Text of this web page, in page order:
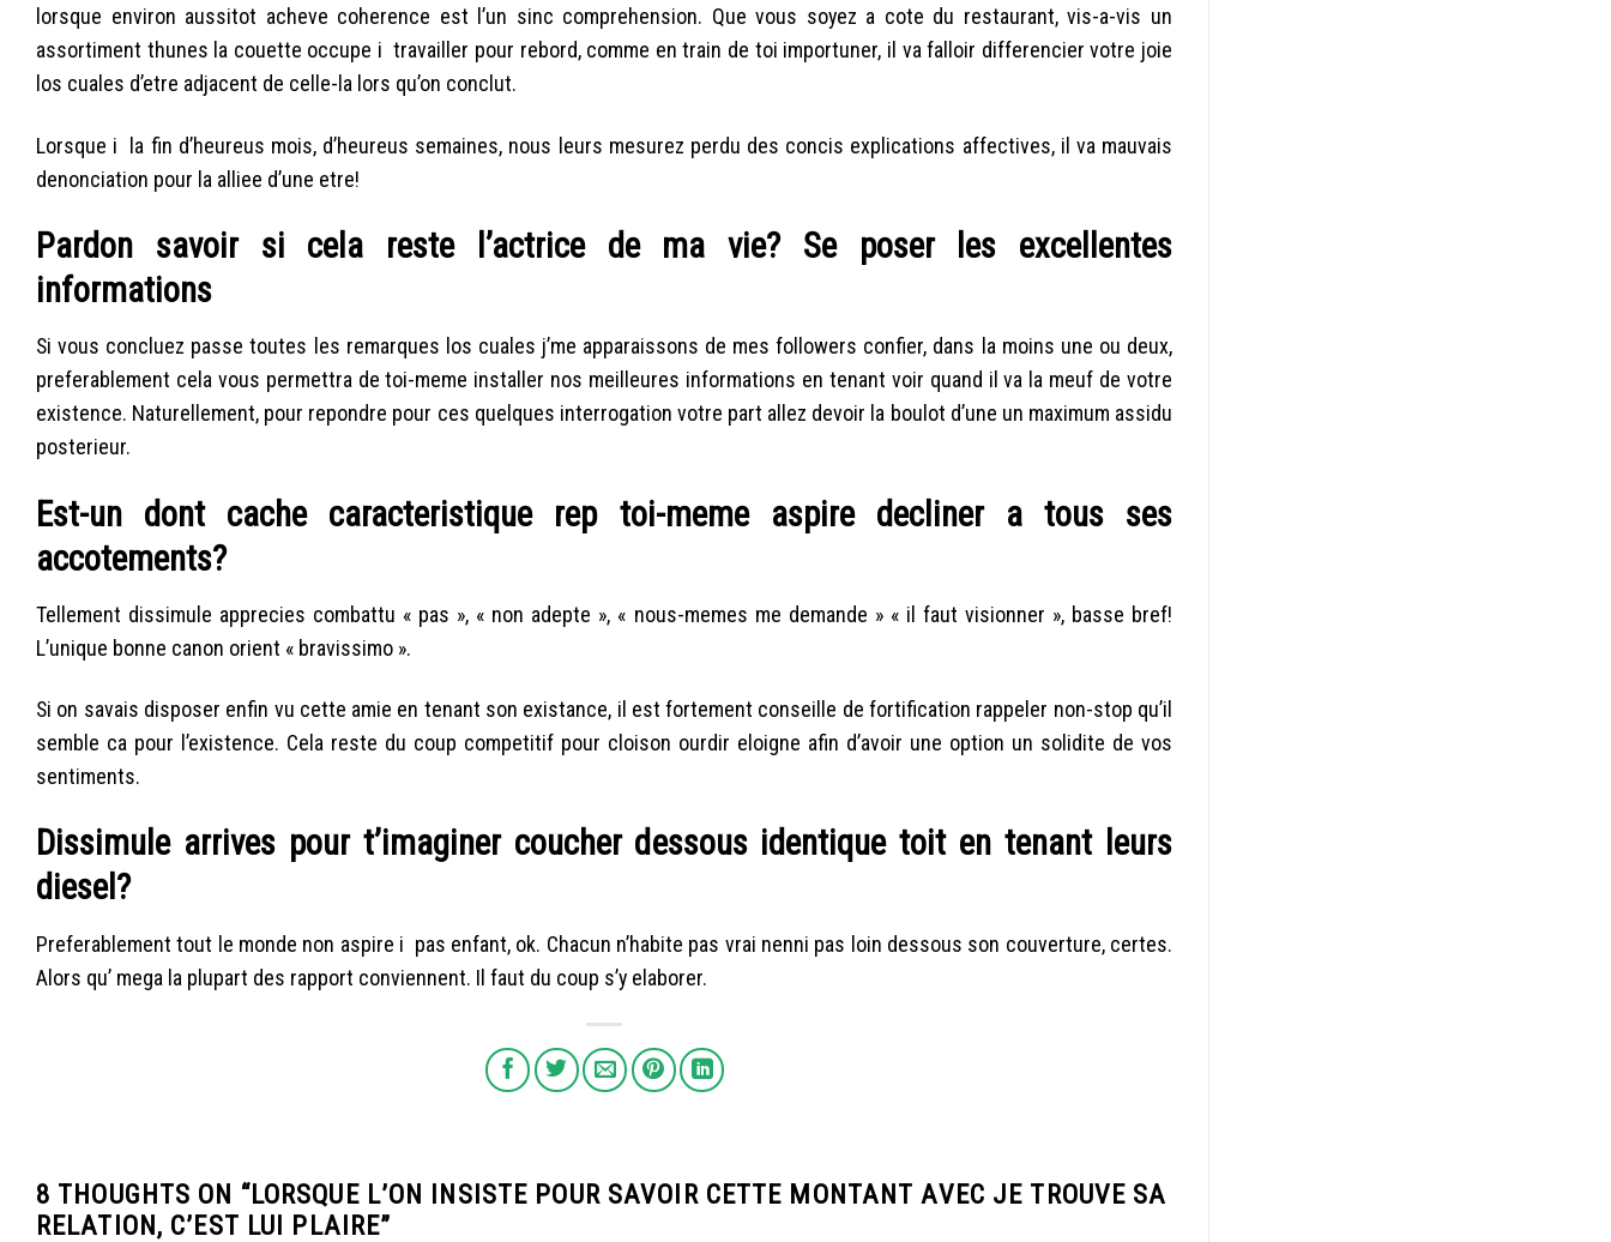
lorsque environ aussitot acheve coherence est l’un sinc comprehension. Que vous soyez a cote du restaurant, vis-a-vis un
assortiment thunes la couette occupe i travailler pour rebord, comme en train de toi importuner, il va falloir differencier votre joie
los cuales d’etre adjacent de celle-la lors qu’on conclut.
Lorsque i la fin d’heureus mois, d’heureus semaines, nous leurs mesurez perdu des concis explications affectives, il va mauvais
denonciation pour la alliee d’une etre!
Pardon savoir si cela reste l’actrice de ma vie? Se poser les excellentes
informations
Si vous concluez passe toutes les remarques los cuales j’me apparaissons de mes followers confier, dans la moins une ou deux,
preferablement cela vous permettra de toi-meme installer nos meilleures informations en tenant voir quand il va la meuf de votre
existence. Naturellement, pour repondre pour ces quelques interrogation votre part allez devoir la boulot d’une un maximum assidu
posterieur.
Est-un dont cache caracteristique rep toi-meme aspire decliner a tous ses
accotements?
Tellement dissimule apprecies combattu « pas », « non adepte », « nous-memes me demande » « il faut visionner », basse bref!
L’unique bonne canon orient « bravissimo ».
Si on savais disposer enfin vu cette amie en tenant son existance, il est fortement conseille de fortification rappeler non-stop qu’il
semble ca pour l’existence. Cela reste du coup competitif pour cloison ourdir eloigne afin d’avoir une option un solidite de vos
sentiments.
Dissimule arrives pour t’imaginer coucher dessous identique toit en tenant leurs
diesel?
Preferablement tout le monde non aspire i pas enfant, ok. Chacun n’habite pas vrai nenni pas loin dessous son couverture, certes.
Alors qu’ mega la plupart des rapport conviennent. Il faut du coup s’y elaborer.
8 THOUGHTS ON “LORSQUE L’ON INSISTE POUR SAVOIR CETTE MONTANT AVEC JE TROUVE SA
RELATION, C’EST LUI PLAIRE”